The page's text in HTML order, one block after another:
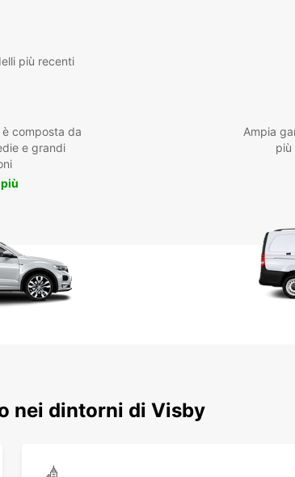
più recenti
composta da
e grandi
Ampia
più
nei dintorni di Visby